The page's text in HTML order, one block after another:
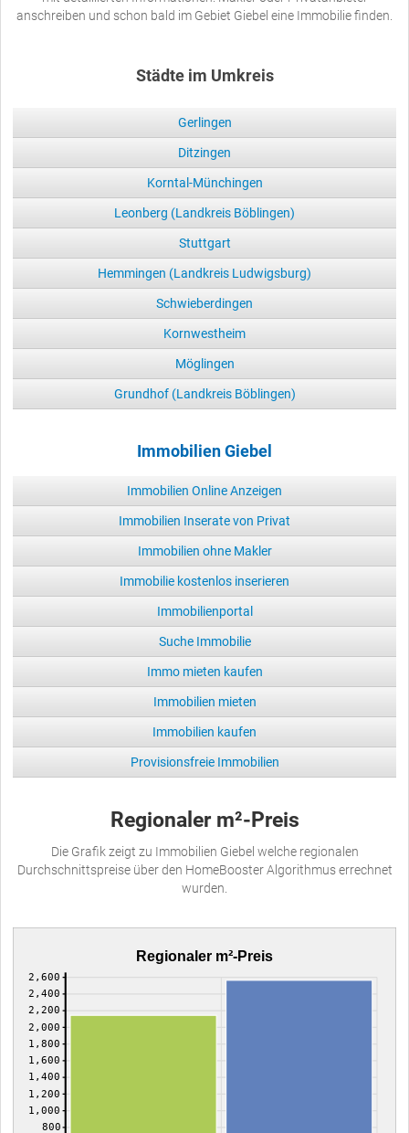
anschreiben und schon bald im Gebiet Giebel eine Immobilie finden.
Städte im Umkreis
Gerlingen
Ditzingen
Korntal-Münchingen
Leonberg (Landkreis Böblingen)
Stuttgart
Hemmingen (Landkreis Ludwigsburg)
Schwieberdingen
Kornwestheim
Möglingen
Grundhof (Landkreis Böblingen)
Immobilien Giebel
Immobilien Online Anzeigen
Immobilien Inserate von Privat
Immobilien ohne Makler
Immobilie kostenlos inserieren
Immobilienportal
Suche Immobilie
Immo mieten kaufen
Immobilien mieten
Immobilien kaufen
Provisionsfreie Immobilien
Regionaler m²-Preis
Die Grafik zeigt zu Immobilien Giebel welche regionalen
Durchschnittspreise über den HomeBooster Algorithmus errechnet
wurden.
Regionaler m²-Preis
800
1,000
1,200
1,400
1,600
1,800
2,000
2,200
2,400
2,600